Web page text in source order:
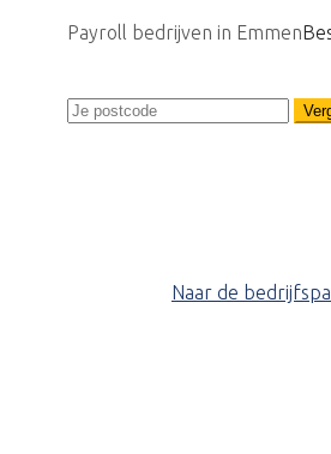
Payroll bedrijven in Emmen
Naar de